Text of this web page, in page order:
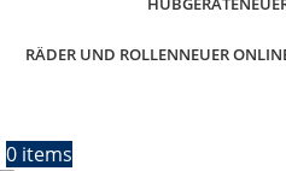
RÄDER UND ROLLENNEUER
0 items